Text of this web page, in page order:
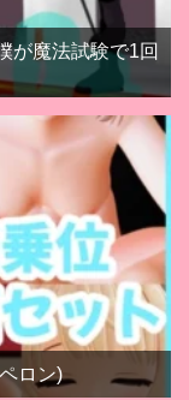
が魔法試験で1回
ロン)